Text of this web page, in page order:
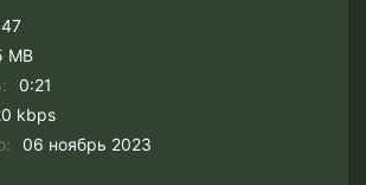
MB
0:21
kbps
06 ноябрь 2023